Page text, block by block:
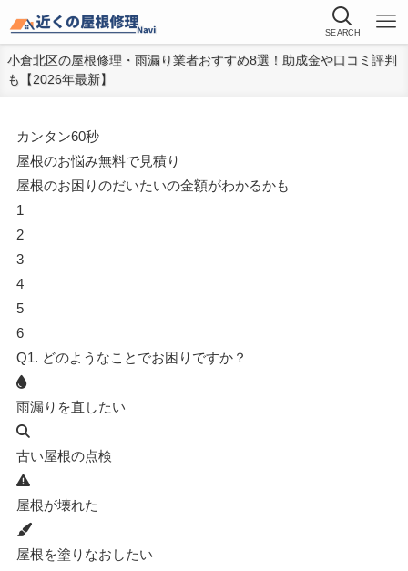
SEARCH
小倉北区の屋根修理・雨漏り業者おすすめ8選！助成金や口コミ評判
も【2026年最新】
カンタン60秒
屋根のお悩み無料で見積り
屋根のお困りのだいたいの金額がわかるかも
1
2
3
4
5
6
Q1. どのようなことでお困りですか？
雨漏りを直したい
古い屋根の点検
屋根が壊れた
屋根を塗りなおしたい